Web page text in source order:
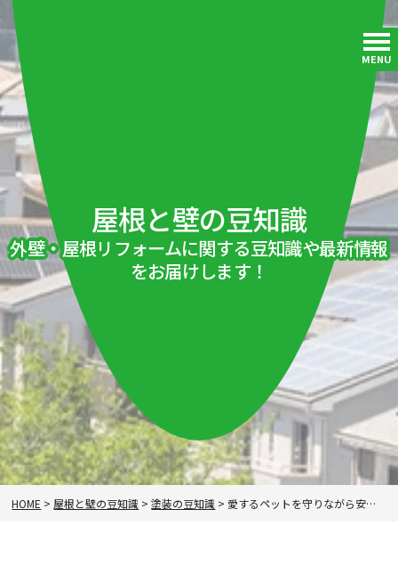
MENU
屋根と壁の豆知識
外壁・屋根リフォームに関する豆知識や最新情報
をお届けします！
HOME > 屋根と壁の豆知識 >塗装の豆知識 > 愛するペットを守りながら安心して塗装を行うためのポイント